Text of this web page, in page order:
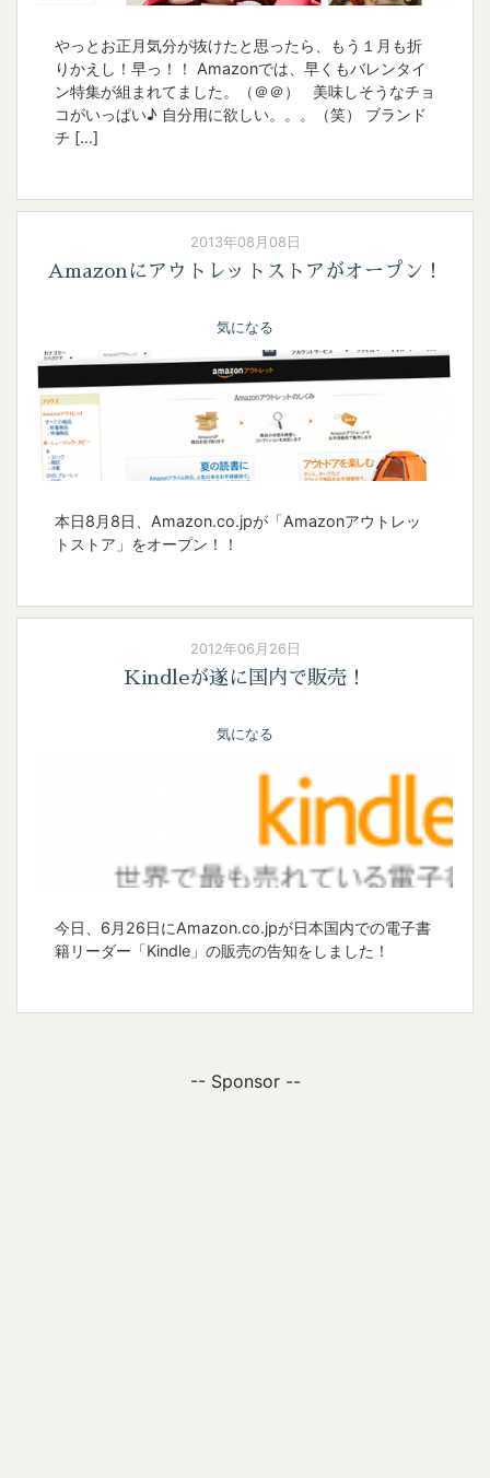
やっとお正月気分が抜けたと思ったら、もう１月も折
りかえし！早っ！！ Amazonでは、早くもバレンタイ
ン特集が組まれてました。（＠＠） 美味しそうなチョ
コがいっぱい♪ 自分用に欲しい。。。（笑） ブランド
チ […]
2013年08月08日
Amazonにアウトレットストアがオープン！
気になる
本日8月8日、Amazon.co.jpが「Amazonアウトレッ
トストア」をオープン！！
2012年06月26日
Kindleが遂に国内で販売！
気になる
今日、6月26日にAmazon.co.jpが日本国内での電子書
籍リーダー「Kindle」の販売の告知をしました！
-- Sponsor --